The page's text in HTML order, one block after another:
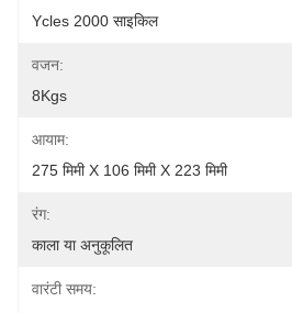
Ycles 2000 साइकिल
वजन:
8Kgs
आयाम:
275 मिमी X 106 मिमी X 223 मिमी
रंग:
काला या अनुकूलित
वारंटी समय: